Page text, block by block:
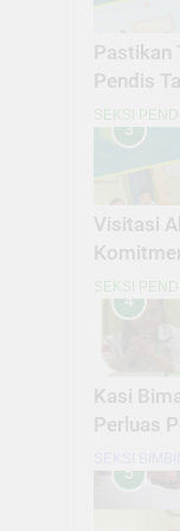
Pastikan
Pendis
Madrasah
SEKSI
3
Visitasi
dan
SEKSI
4
Kasi
Perluas
5